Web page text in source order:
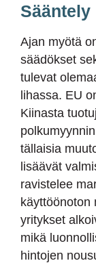
Sääntely
Ajan myötä
säädökset
tulevat
lihassa. EU
Kiinasta
tällaisia
lisäävät
ravistelee
käyttöönoton
yritykset
mikä
hintojen